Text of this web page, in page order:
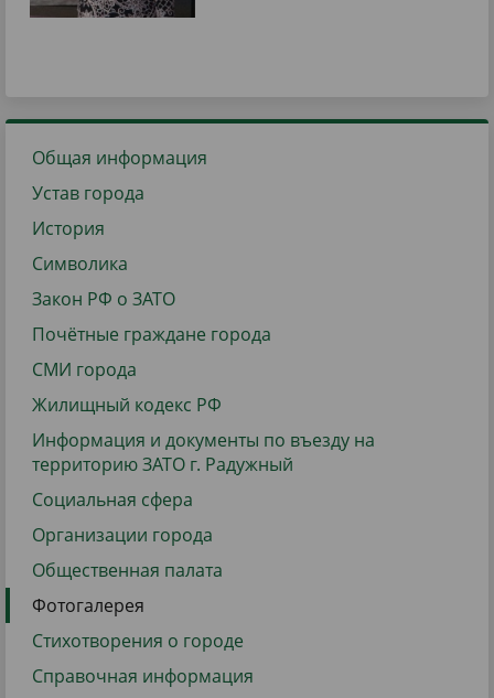
Общая информация
Устав города
История
Символика
Закон РФ о ЗАТО
Почётные граждане города
СМИ города
Жилищный кодекс РФ
Информация и документы по въезду на
территорию ЗАТО г. Радужный
Социальная сфера
Организации города
Общественная палата
Фотогалерея
Стихотворения о городе
Справочная информация